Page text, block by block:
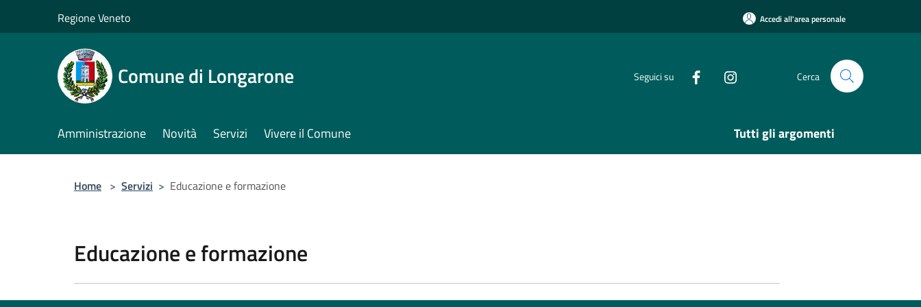
Regione Veneto Accedi all'area personale
Comune di Longarone Seguici su Cerca
Amministrazione Novità Servizi Vivere il Comune Tutti gli argomenti
Home > Servizi > Educazione e formazione
Educazione e formazione